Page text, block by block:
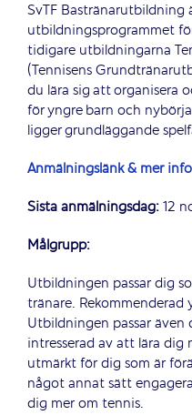
SvTF Bastränarutbildning
utbildningsprogrammet
tidigare utbildningarna
(Tennisens
du lära sig att organisera
för yngre barn och
ligger grundläggande
Anmälningslänk & mer
Sista anmälningsdag:12
Målgrupp:
Utbildningen passar dig
tränare. Rekommenderad
Utbildningen passar även
intresserad av att lära dig
utmärkt för dig som är
något annat sätt
dig mer om tennis.